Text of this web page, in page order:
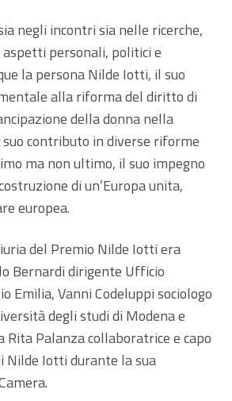
negli incontri sia nelle ricerche,
personali, politici e
la persona Nilde Iotti, il suo
alla riforma del diritto di
della donna nella
contributo in diverse riforme
ma non ultimo, il suo impegno
di un’Europa unita,
europea.
del Premio Nilde Iotti era
Bernardi dirigente Ufficio
Emilia, Vanni Codeluppi sociologo
degli studi di Modena e
Rita Palanza collaboratrice e capo
Nilde Iotti durante la sua